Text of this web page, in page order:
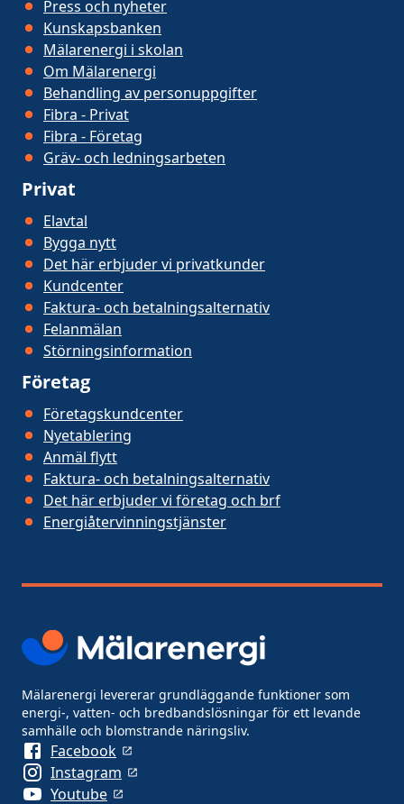
Press och nyheter
Kunskapsbanken
Mälarenergi i skolan
Om Mälarenergi
Behandling av personuppgifter
Fibra - Privat
Fibra - Företag
Gräv- och ledningsarbeten
Privat
Elavtal
Bygga nytt
Det här erbjuder vi privatkunder
Kundcenter
Faktura- och betalningsalternativ
Felanmälan
Störningsinformation
Företag
Företagskundcenter
Nyetablering
Anmäl flytt
Faktura- och betalningsalternativ
Det här erbjuder vi företag och brf
Energiåtervinningstjänster
Mälarenergi levererar grundläggande funktioner som
energi-, vatten- och bredbandslösningar för ett levande
samhälle och blomstrande näringsliv.
Facebook
Instagram
Youtube